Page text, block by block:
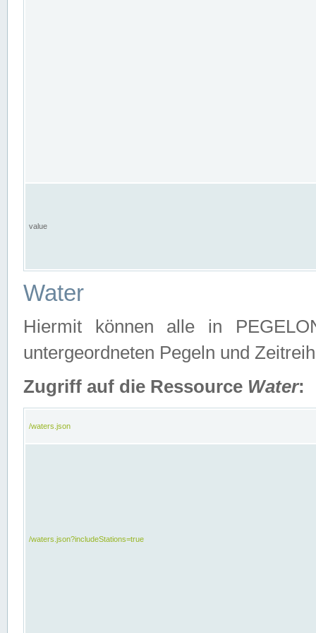
value
Water
Hiermit können alle in
untergeordneten Pegeln und
Zugriff auf die Ressource Water:
/waters.json
/waters.json?includeStations=true